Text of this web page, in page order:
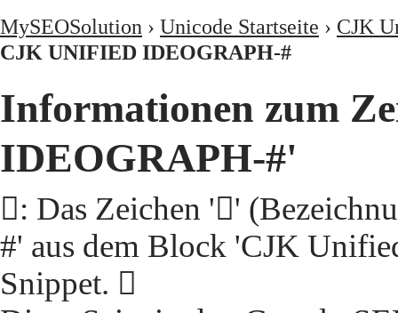
MySEOSolution › Unicode Startseite › CJK
CJK UNIFIED IDEOGRAPH-#
Informationen zum
IDEOGRAPH-#'
𧥊: Das Zeichen '𧥊'
#' aus dem Block 'CJK
Snippet. 𧥊